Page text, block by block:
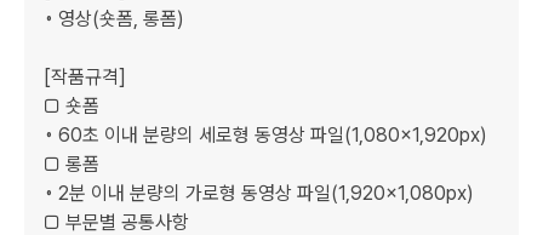
◦ 영상(숏폼, 롱폼)
[작품규격]
□ 숏폼
◦ 60초 이내 분량의 세로형 동영상 파일(1,080×1,920px)
□ 롱폼
◦ 2분 이내 분량의 가로형 동영상 파일(1,920×1,080px)
□ 부문별 공통사항